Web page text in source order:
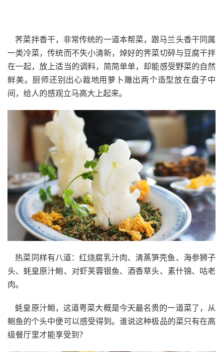
荠菜拌香干，非常传统的一道本帮菜，跟马兰头香干同属
一类冷菜，传统而不失小清新，焯好的荠菜切碎与豆腐干拌
在一起，放上适当的调料，简简单单，却能感受野菜的自然
鲜美。厨师还别出心裁地用萝卜雕出两个造型放在盘子中
间，给人的感观立马高大上起来。
热菜同样有八道：红烧腐乳汁肉、清蒸笋壳鱼、海参狮子
头、蚝皇原汁鲍、对虾芙蓉银鱼、酒香草头、素什锦、咕老
肉。
蚝皇原汁鲍，这道粤菜大概是今天最名贵的一道菜了，从
鲍鱼的个头中便可以感受得到。谁说这种极品的菜只有在高
级餐厅里才能享受到？